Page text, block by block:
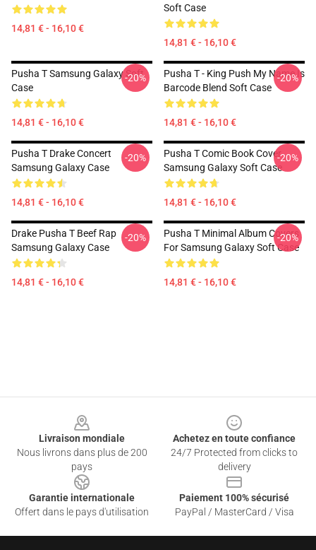
14,81 € - 16,10 €
Soft Case
14,81 € - 16,10 €
Pusha T Samsung Galaxy Soft
Case
14,81 € - 16,10 €
-20%
Pusha T - King Push My Name Is
Barcode Blend Soft Case
14,81 € - 16,10 €
-20%
Pusha T Drake Concert
Samsung Galaxy Case
14,81 € - 16,10 €
-20%
Pusha T Comic Book Cover
Samsung Galaxy Soft Case
14,81 € - 16,10 €
-20%
Drake Pusha T Beef Rap
Samsung Galaxy Case
14,81 € - 16,10 €
-20%
Pusha T Minimal Album Covers
For Samsung Galaxy Soft Case
14,81 € - 16,10 €
-20%
Livraison mondiale
Nous livrons dans plus de 200
pays
Achetez en toute confiance
24/7 Protected from clicks to
delivery
Garantie internationale
Offert dans le pays d'utilisation
Paiement 100% sécurisé
PayPal / MasterCard / Visa